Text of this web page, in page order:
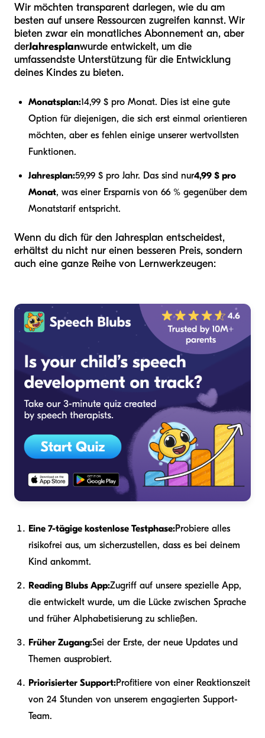
Wir möchten transparent darlegen, wie du am
besten auf unsere Ressourcen zugreifen kannst. Wir
bieten zwar ein monatliches Abonnement an, aber
derJahresplanwurde entwickelt, um die
umfassendste Unterstützung für die Entwicklung
deines Kindes zu bieten.
Monatsplan:14,99 $ pro Monat. Dies ist eine gute
Option für diejenigen, die sich erst einmal orientieren
möchten, aber es fehlen einige unserer wertvollsten
Funktionen.
Jahresplan:59,99 $ pro Jahr. Das sind nur4,99 $ pro
Monat, was einer Ersparnis von 66 % gegenüber dem
Monatstarif entspricht.
Wenn du dich für den Jahresplan entscheidest,
erhältst du nicht nur einen besseren Preis, sondern
auch eine ganze Reihe von Lernwerkzeugen:
Eine 7-tägige kostenlose Testphase:Probiere alles
risikofrei aus, um sicherzustellen, dass es bei deinem
Kind ankommt.
Reading Blubs App:Zugriff auf unsere spezielle App,
die entwickelt wurde, um die Lücke zwischen Sprache
und früher Alphabetisierung zu schließen.
Früher Zugang:Sei der Erste, der neue Updates und
Themen ausprobiert.
Priorisierter Support:Profitiere von einer Reaktionszeit
von 24 Stunden von unserem engagierten Support-
Team.